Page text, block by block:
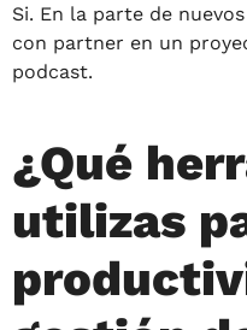
Si. En la parte de
con partner en un
podcast.
¿Qué
utilizas